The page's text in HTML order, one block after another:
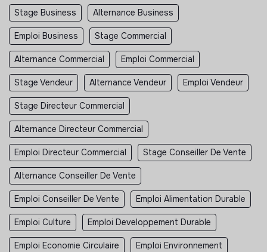
Stage Business Alternance Business
Emploi Business Stage Commercial
Alternance Commercial Emploi Commercial
Stage Vendeur Alternance Vendeur Emploi Vendeur
Stage Directeur Commercial
Alternance Directeur Commercial
Emploi Directeur Commercial Stage Conseiller De Vente
Alternance Conseiller De Vente
Emploi Conseiller De Vente Emploi Alimentation Durable
Emploi Culture Emploi Developpement Durable
Emploi Economie Circulaire Emploi Environnement